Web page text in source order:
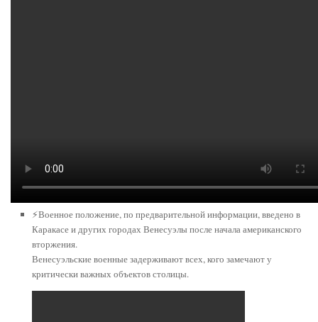
⚡️Военное положение, по предварительной информации, введено в
Каракасе и других городах Венесуэлы после начала американского
вторжения.
Венесуэльские военные задерживают всех, кого замечают у
критически важных объектов столицы.